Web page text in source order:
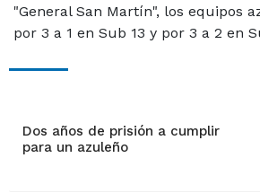
"General San Martín", los equipos
por 3 a 1 en Sub 13 y por 3 a 2 en
Dos años de prisión a cumplir
para un azuleño